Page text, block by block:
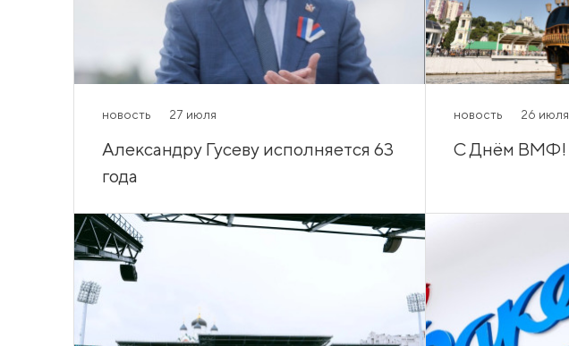
новость 27 июля
Александру Гусеву исполняется 63
года
новость 26 июля
С Днём ВМФ!